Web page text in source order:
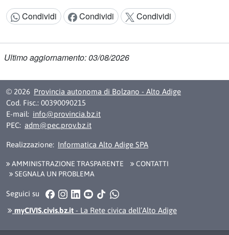
Condividi:
Condividi Condividi Condividi
Ultimo aggiornamento: 03/08/2026
© 2026 Provincia autonoma di Bolzano - Alto Adige
Cod. Fisc.: 00390090215
E-mail: info@provincia.bz.it
PEC: adm@pec.prov.bz.it
Realizzazione: Informatica Alto Adige SPA
AMMINISTRAZIONE TRASPARENTE
CONTATTI
SEGNALA UN PROBLEMA
Seguici su Facebook
Instagram
LinkedInYouTube
TikTokWhatsApp
myCIVIS.civis.bz.it - La Rete civica dell’Alto Adige